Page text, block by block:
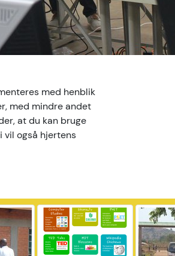
med henblik
med mindre andet
at du kan bruge
vil også hjertens